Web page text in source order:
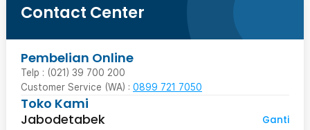
Contact Center
Pembelian Online
Telp : (021) 39 700 200
Customer Service (WA) : 0899 721 7050
Toko Kami
Jabodetabek
Ganti